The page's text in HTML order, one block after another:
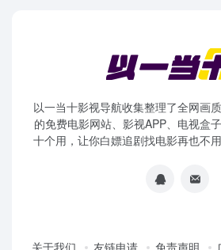
以一当十影视导航收集整理了全网画
的免费电影网站、影视APP、电视盒
十个用，让你白嫖追剧找电影再也不
关于我们 友链申请 免责声明